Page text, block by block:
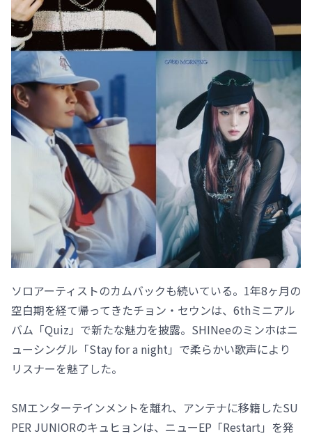
ソロアーティストのカムバックも続いている。1年8ヶ月の
空白期を経て帰ってきたチョン・セウンは、6thミニアル
バム「Quiz」で新たな魅力を披露。SHINeeのミンホはニ
ューシングル「Stay for a night」で柔らかい歌声により
リスナーを魅了した。
SMエンターテインメントを離れ、アンテナに移籍したSU
PER JUNIORのキュヒョンは、ニューEP「Restart」を発